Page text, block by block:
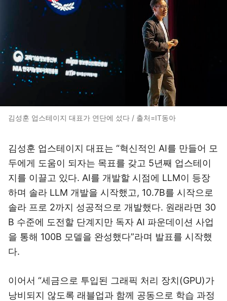
김성훈 업스테이지 대표가 연단에 섰다 / 출처=IT동아
김성훈 업스테이지 대표는 “혁신적인 AI를 만들어 모
두에게 도움이 되자는 목표를 갖고 5년째 업스테이
지를 이끌고 있다. AI를 개발할 시점에 LLM이 등장
하며 솔라 LLM 개발을 시작했고, 10.7B를 시작으로
솔라 프로 2까지 성공적으로 개발했다. 원래라면 30
B 수준에 도전할 단계지만 독자 AI 파운데이션 사업
을 통해 100B 모델을 완성했다”라며 발표를 시작했
다.
이어서 “세금으로 투입된 그래픽 처리 장치(GPU)가
낭비되지 않도록 래블업과 함께 공동으로 학습 과정